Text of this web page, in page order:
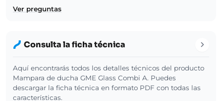
Ver preguntas
Consulta la ficha técnica
Aquí encontrarás todos los detalles técnicos del producto
Mampara de ducha GME Glass Combi A. Puedes
descargar la ficha técnica en formato PDF con todas las
características.